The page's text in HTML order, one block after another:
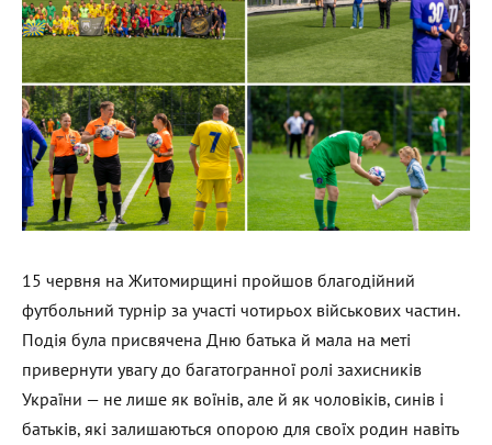
15 червня на Житомирщині пройшов благодійний
футбольний турнір за участі чотирьох військових частин.
Подія була присвячена Дню батька й мала на меті
привернути увагу до багатогранної ролі захисників
України — не лише як воїнів, але й як чоловіків, синів і
батьків, які залишаються опорою для своїх родин навіть